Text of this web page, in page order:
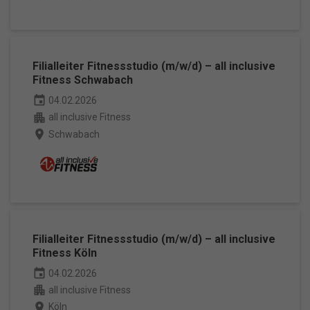
Filialleiter Fitnessstudio (m/w/d) – all inclusive
Fitness Schwabach
event 04.02.2026
apartment all inclusive Fitness
place Schwabach
Filialleiter Fitnessstudio (m/w/d) – all inclusive
Fitness Köln
event 04.02.2026
apartment all inclusive Fitness
place Köln
powered by Borlabs Cookie Datenschutzerklärung Impressum